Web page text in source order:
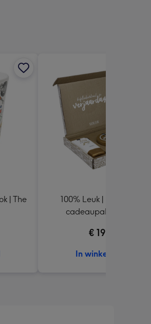
| The
100% Leuk | Brievenbus
cadeaupakket | Fijne
€ 19,95
In winkelmand